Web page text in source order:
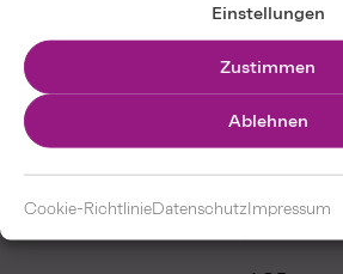
Zustimmen
Ablehnen
Einstellungen
Cookie-RichtlinieDatenschutz Impressum